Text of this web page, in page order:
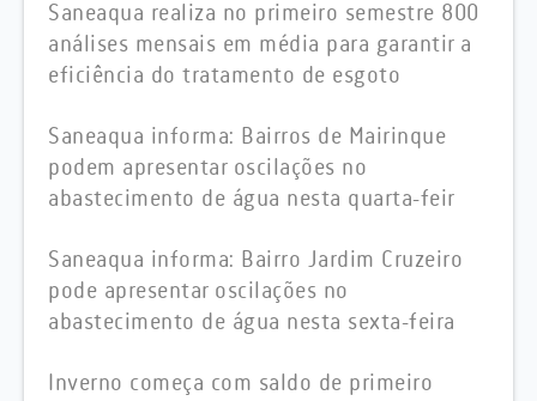
Saneaqua realiza no primeiro semestre 800
análises mensais em média para garantir a
eficiência do tratamento de esgoto
Saneaqua informa: Bairros de Mairinque
podem apresentar oscilações no
abastecimento de água nesta quarta-feir
Saneaqua informa: Bairro Jardim Cruzeiro
pode apresentar oscilações no
abastecimento de água nesta sexta-feira
Inverno começa com saldo de primeiro